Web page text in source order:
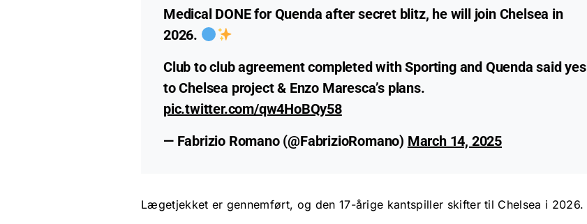
Medical DONE for Quenda after secret blitz, he will join Chelsea in
2026.
Club to club agreement completed with Sporting and Quenda said yes
to Chelsea project & Enzo Maresca’s plans.
pic.twitter.com/qw4HoBQy58
— Fabrizio Romano (@FabrizioRomano) March 14, 2025
Lægetjekket er gennemført, og den 17-årige kantspiller skifter til Chelsea i 2026.